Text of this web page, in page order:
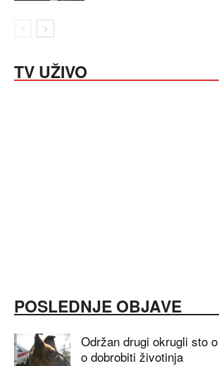
TV UŽIVO
POSLEDNJE OBJAVE
Održan drugi okrugli sto
o dobrobiti životinja